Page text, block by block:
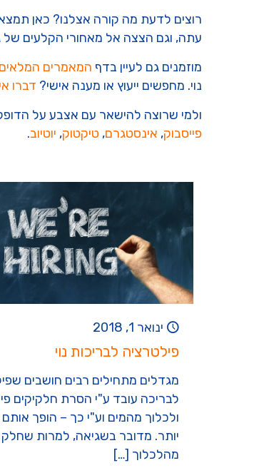
רוצים לדעת מה קורה אצלנו? כאן
עתה, וגם הצצה אל מאחורי הקלעים של
מוזמנים גם לעיין בדף המאמרים המלאים
נוי. מחפשים ייעוץ או מענה אישי? דברו
ולמי שרוצה להישאר עם אצבע על
פייסבוק, אינסטגרם, טיקטוק, יוטיוב.
ינואר 1, 2018
פילטרציה לבריכות נוי
מגדלים מתחילים רבים חושבים
לבריכה עובד ע"י הסרת חלקיקים
ולכלוך מהמים וע"י כך – הופך אותם
יותר. מדובר בשגיאה, למרות שחלק
מהלכלוך […]